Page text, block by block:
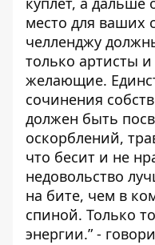
место для ваших
челленджу
только артисты
желающие.
сочинения
должен быть
оскорблений,
что бесит и не
недовольство
на бите, чем в
спиной. Только
энергии.” -